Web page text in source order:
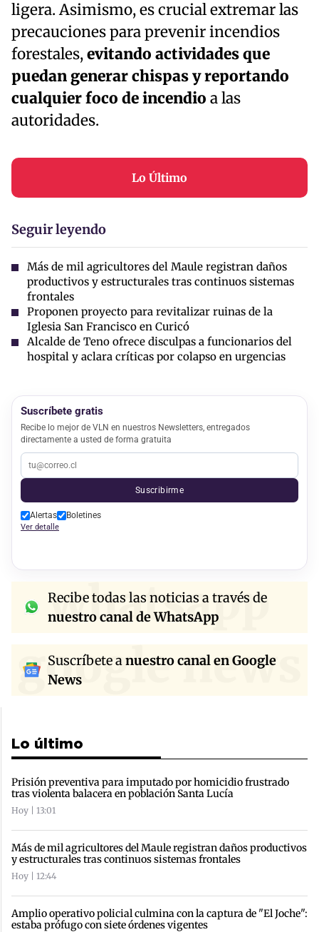
ligera. Asimismo, es crucial extremar las
precauciones para prevenir incendios
forestales,evitando actividades que
puedan generar chispas y reportando
cualquier foco de incendio a las
autoridades.
Lo Último
Seguir leyendo
Más de mil agricultores del Maule registran daños
productivos y estructurales tras continuos sistemas
frontales
Proponen proyecto para revitalizar ruinas de la
Iglesia San Francisco en Curicó
Alcalde de Teno ofrece disculpas a funcionarios del
hospital y aclara críticas por colapso en urgencias
Suscríbete gratis
Recibe lo mejor de VLN en nuestros Newsletters, entregados
directamente a usted de forma gratuita
Suscribirme
Alertas Boletines
Ver detalle
whatsapp
Recibe todas las noticias a través de
nuestro canal de WhatsApp
google news
Suscríbete anuestro canal en Google
News
Lo último
Prisión preventiva para imputado por homicidio frustrado
tras violenta balacera en población Santa Lucía
Hoy | 13:01
Más de mil agricultores del Maule registran daños productivos
y estructurales tras continuos sistemas frontales
Hoy | 12:44
Amplio operativo policial culmina con la captura de "El Joche":
estaba prófugo con siete órdenes vigentes